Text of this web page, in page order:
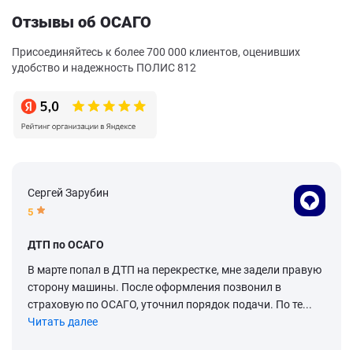
Отзывы об ОСАГО
Присоединяйтесь к более 700 000 клиентов, оценивших
удобство и надежность ПОЛИС 812
Сергей Зарубин
5
ДТП по ОСАГО
В марте попал в ДТП на перекрестке, мне задели правую
сторону машины. После оформления позвонил в
страховую по ОСАГО, уточнил порядок подачи. По те...
Читать далее